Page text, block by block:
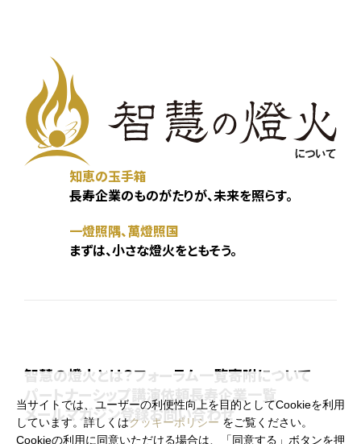
知恵の玉手箱
長寿企業のものがたりが、未来を照らす。
一燈照隅、萬燈照国
まずは、小さな燈火をともそう。
智慧の燈火とは？フォーラム一覧寄附について
パートナーシップ講演依頼長寿企業一覧
メールマガジン登録お問い合わせ
当サイトでは、ユーザーの利便性向上を目的としてCookieを利用
しています。詳しくはクッキーポリシー をご覧ください。
Cookieの利用に同意いただける場合は、「同意する」ボタンを押